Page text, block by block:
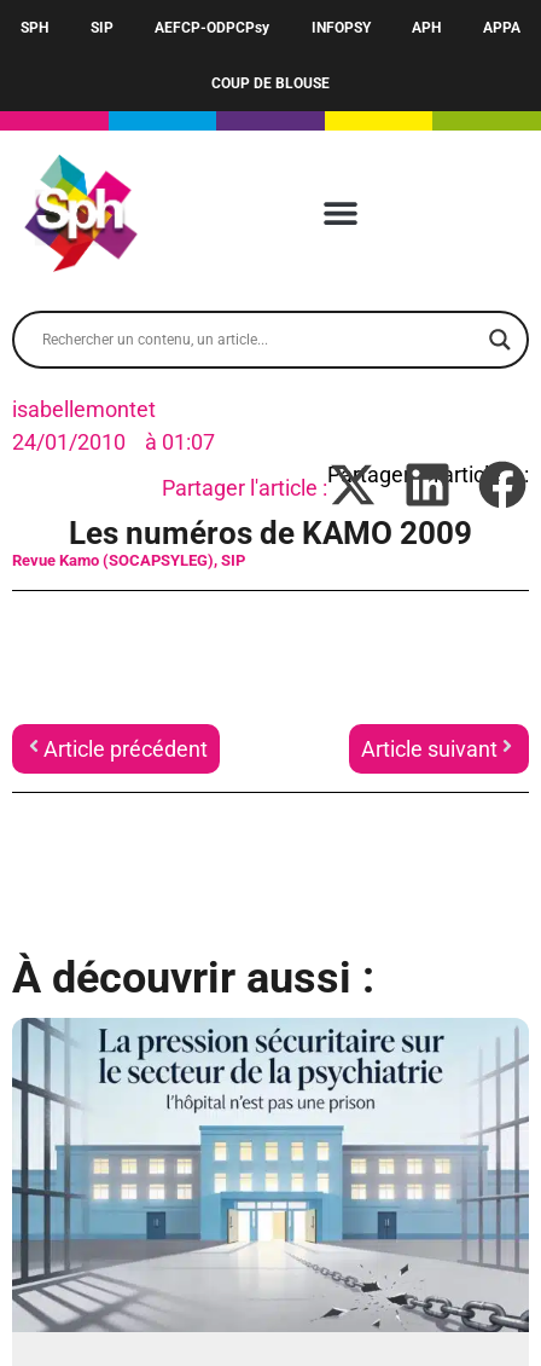
SPH SIP AEFCP-ODPCPsy INFOPSY APH APPA
COUP DE BLOUSE
isabellemontet
24/01/2010
à 01:07
Partager l'article :
Les numéros de KAMO 2009
Revue Kamo (SOCAPSYLEG), SIP
Article précédent Article suivant
À découvrir aussi :